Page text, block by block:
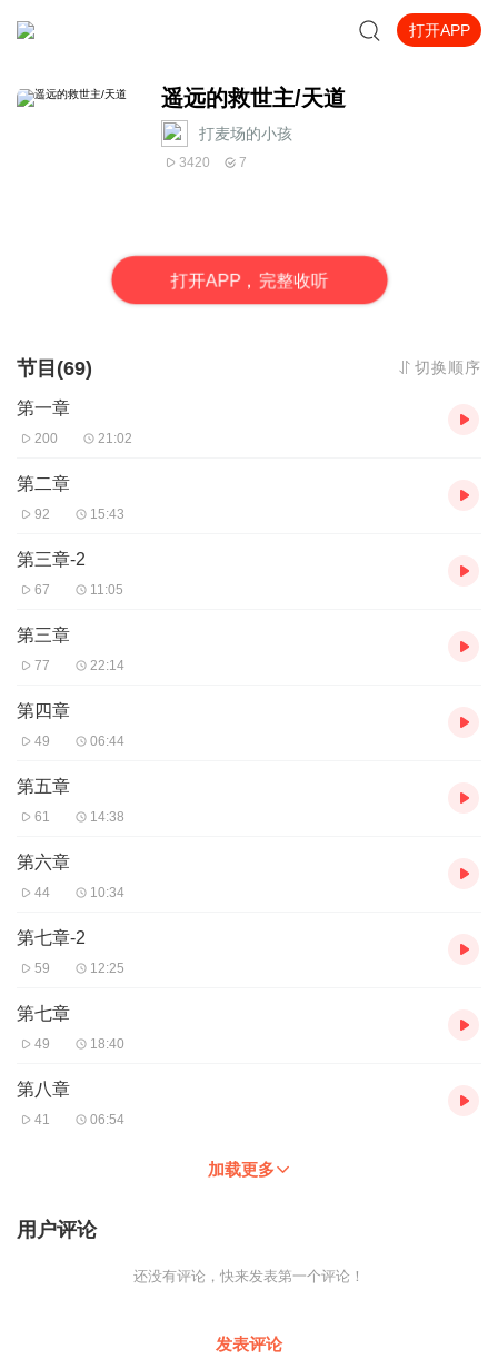
打开APP
遥远的救世主/天道
打麦场的小孩
3420 7
打开APP，完整收听
节目(69) 切换顺序
第一章
200 21:02
第二章
92 15:43
第三章-2
67 11:05
第三章
77 22:14
第四章
49 06:44
第五章
61 14:38
第六章
44 10:34
第七章-2
59 12:25
第七章
49 18:40
第八章
41 06:54
加载更多
用户评论
还没有评论，快来发表第一个评论！
发表评论